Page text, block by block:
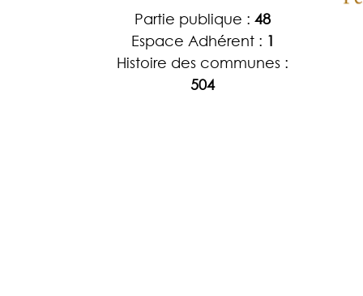
Partie publique : 48
Espace Adhérent : 1
Histoire des communes :
504